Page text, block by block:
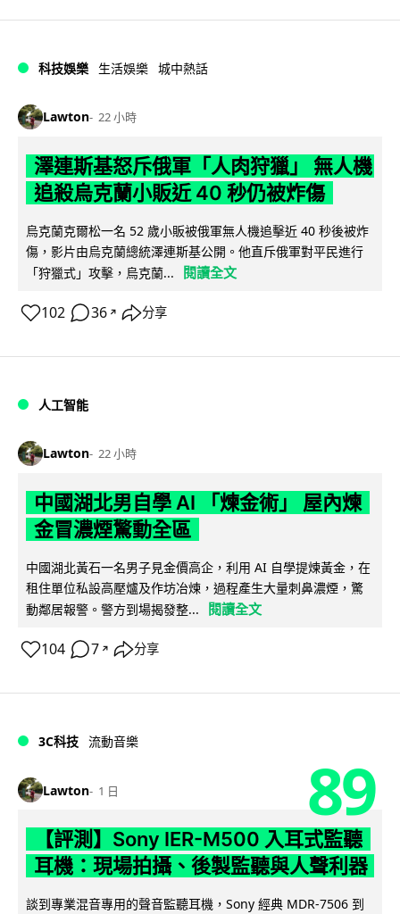
科技娛樂 生活娛樂 城中熱話
Lawton 22 小時
澤連斯基怒斥俄軍「人肉狩獵」 無人機
追殺烏克蘭小販近 40 秒仍被炸傷
烏克蘭克爾松一名 52 歲小販被俄軍無人機追擊近 40 秒後被炸
傷，影片由烏克蘭總統澤連斯基公開。他直斥俄軍對平民進行
「狩獵式」攻擊，烏克蘭...
閱讀全文
102 36 ↗ 分享
人工智能
Lawton 22 小時
中國湖北男自學 AI 「煉金術」 屋內煉
金冒濃煙驚動全區
中國湖北黃石一名男子見金價高企，利用 AI 自學提煉黃金，在
租住單位私設高壓爐及作坊冶煉，過程產生大量刺鼻濃煙，驚
動鄰居報警。警方到場揭發整...
閱讀全文
104 7 ↗ 分享
3C科技 流動音樂
Lawton 1 日 89
【評測】Sony IER-M500 入耳式監聽
耳機：現場拍攝、後製監聽與人聲利器
談到專業混音專用的聲音監聽耳機，Sony 經典 MDR-7506 到